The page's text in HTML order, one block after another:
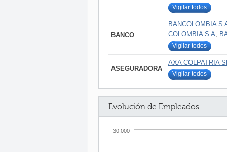
Vigilar todos
BANCO
BANCOLOMBIA S
COLOMBIA S A
Vigilar todos
ASEGURADORA
AXA COLPATRIA
Vigilar todos
Evolución de Empleados
30.000